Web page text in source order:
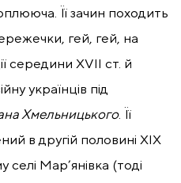
Її зачин походить
гей, гей, на
середини XVII cт. й
українців під
Хмельницького. Її
в другій половині XIX
селі Мар’янівка (тоді